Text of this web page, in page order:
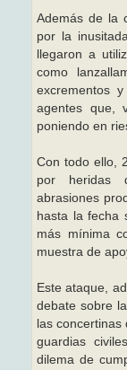
Además de la
por la
llegaron a
como
excrementos
agentes que,
poniendo en
Con todo ello,
por heridas
abrasiones
hasta la fecha
más mínima
muestra de
Este ataque,
debate sobre
las
guardias
dilema de